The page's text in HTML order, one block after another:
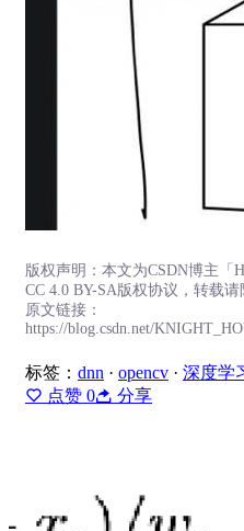
版权声明：本文为CSDN博主「
CC 4.0 BY-SA版权协议，转载
原文链接：
https://blog.csdn.net/
标签： dnn · opencv · 深度学
点赞 0 分享